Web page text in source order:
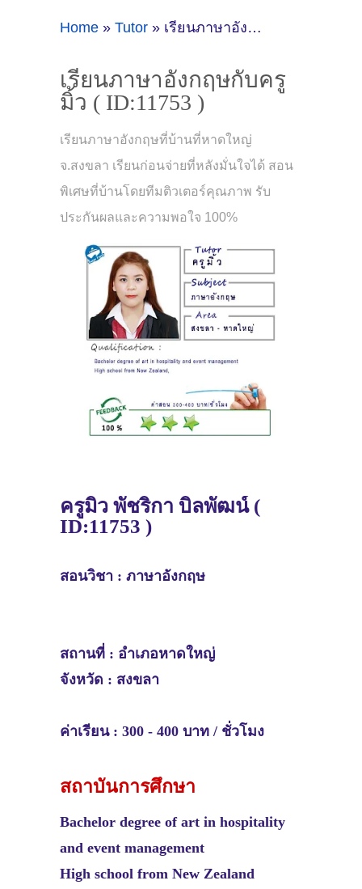
Home » Tutor » เรียนภาษาอังกฤษกับครูมิ้ว ( ID:11753 )
เรียนภาษาอังกฤษกับครู
มิ้ว ( ID:11753 )
เรียนภาษาอังกฤษที่บ้านที่หาดใหญ่
จ.สงขลา เรียนก่อนจ่ายที่หลังมั่นใจได้ สอน
พิเศษที่บ้านโดยทีมติวเตอร์คุณภาพ รับ
ประกันผลและความพอใจ 100%
ครูมิ้ว พัชริกา บิลพัฒน์ (
ID:11753 )
สอนวิชา : ภาษาอังกฤษ
สถานที่ : อำเภอหาดใหญ่
จังหวัด : สงขลา
ค่าเรียน : 300 - 400 บาท / ชั่วโมง
สถาบันการศึกษา
Bachelor degree of art in hospitality
and event management
High school from New Zealand